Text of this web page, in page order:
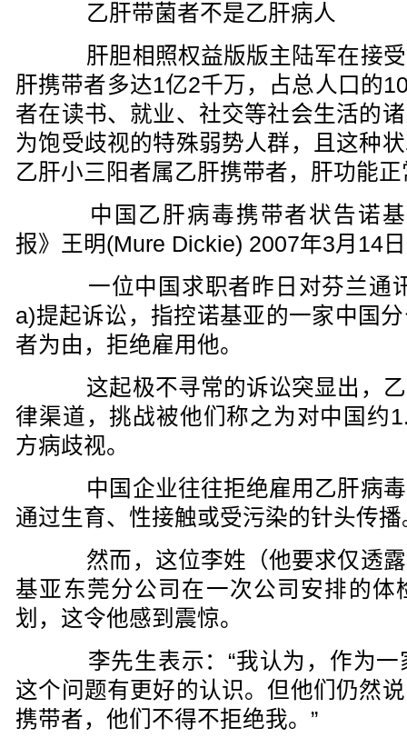
乙肝带菌者不是乙肝病人
肝胆相照权益版版主陆军在接受
肝携带者多达1亿2千万，占总人口的
者在读书、就业、社交等社会生活的
为饱受歧视的特殊弱势人群，且这种
乙肝小三阳者属乙肝携带者，肝功能
中国乙肝病毒携带者状告诺基
报》王明(Mure Dickie) 2007年3月14
一位中国求职者昨日对芬兰通
a)提起诉讼，指控诺基亚的一家中国
者为由，拒绝雇用他。
这起极不寻常的诉讼突显出，乙
律渠道，挑战被他们称之为对中国约
方病歧视。
中国企业往往拒绝雇用乙肝病毒
通过生育、性接触或受污染的针头传播
然而，这位李姓（他要求仅透露
基亚东莞分公司在一次公司安排的体
划，这令他感到震惊。
李先生表示：“我认为，作为一
这个问题有更好的认识。但他们仍然
携带者，他们不得不拒绝我。”